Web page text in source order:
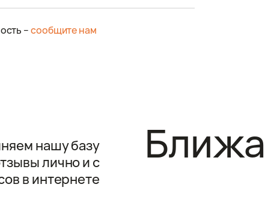
–сообщите нам
нашу базу
лично и с
в интернете